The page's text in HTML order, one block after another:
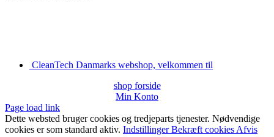
CleanTech Danmarks webshop, velkommen til
shop forside
Min Konto
Page load link
Dette websted bruger cookies og tredjeparts tjenester. Nødvendige
cookies er som standard aktiv. IndstillingerBekræft cookies Afvis